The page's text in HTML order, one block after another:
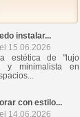
instalar...
15.06.2026
estética de "lujo
y minimalista en
con estilo...
14.06.2026